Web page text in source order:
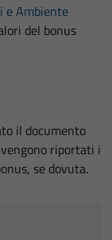
e Ambiente
del bonus
il documento
riportati i
se dovuta.